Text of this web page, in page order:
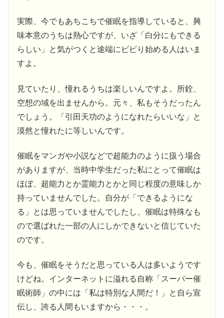
実際、今でもあちこちで催眠を指導していると、興
味本意のうちは熱心ですが、いざ「白分にもできる
らしい」と気がつくと途端にビビり始める人はいま
すよ。
見ていたり、憧れるうちは楽しいんですよ。所銓、
空想の域を出ませんから。元々、私もそうだったん
でしょう。「引田天功のようになれたらいいな」と
漠然と憧れたに等しいんです。
催眠をマンガや小説などで超能力のように扱う場合
がありますが、当時中学生だった私にとって催眠は
ほぼ、超能力とか霊能力とかと同じ程度の意味しか
持っていませんでした。自分が「できるようにな
る」とは思っていませんでしたし、催眠は特殊なも
ので選ばれた一部の人にしかできないと信じていた
のです。
今も、催眠をそうだと思っている人は多いようです
けどね。インターネットに溢れる自称「スーパー催
眠術師」の中には「私は特別な人間だ！」と自ら宣
伝し、誇る人間もいますから・・・。